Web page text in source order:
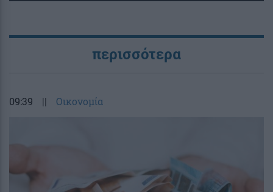
περισσότερα
09:39 || Οικονομία